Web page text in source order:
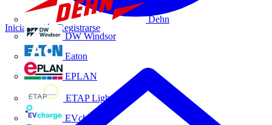
Dehn
DW Windsor
Eaton
EPLAN
ETAP Lighting
EVcharge
Iniciar sesión Registrarse